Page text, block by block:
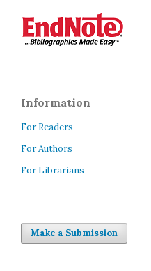
Information
For Readers
For Authors
For Librarians
Make a Submission